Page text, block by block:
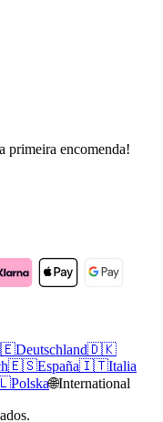
primeira encomenda!
Deutschland🇩🇰
🇪🇸España🇮🇹Italia
Polska🌐International